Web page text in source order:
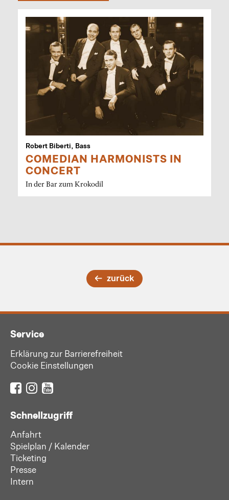
Robert Biberti, Bass
COMEDIAN HARMONISTS IN
CONCERT
In der Bar zum Krokodil
zurück
Service
Erklärung zur Barrierefreiheit
Cookie Einstellungen
Schnellzugriff
Anfahrt
Spielplan / Kalender
Ticketing
Presse
Intern